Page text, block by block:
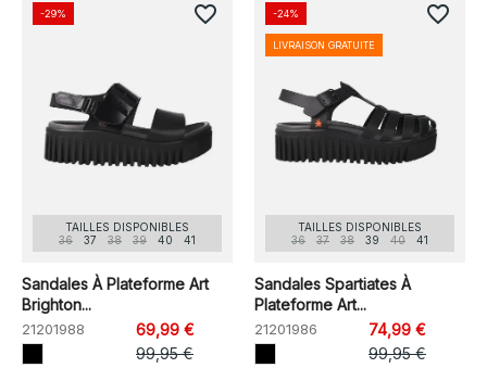
TAILLES DISPONIBLES
36
37 38 39 40 41
Sandales À Plateforme Art
Brighton...
21201988
69,99 €
99,95 €
-29% favorite_border
TAILLES DISPONIBLES
36
37 38 39 40 41
Sandales Spartiates À
Plateforme Art...
21201986
74,99 €
99,95 €
-24%
LIVRAISON GRATUITE
favorite_border